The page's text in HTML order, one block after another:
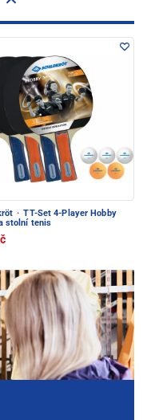
· TT-Set 4-Player Hobby
stolní tenis